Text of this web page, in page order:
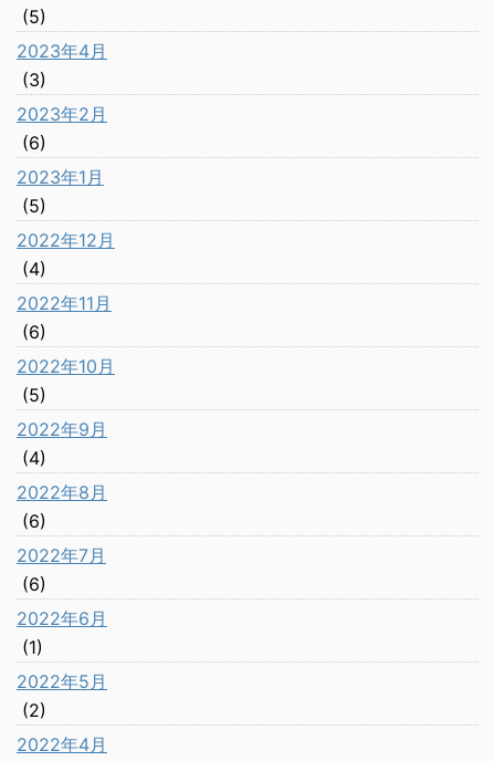
(5)
2023年4月
(3)
2023年2月
(6)
2023年1月
(5)
2022年12月
(4)
2022年11月
(6)
2022年10月
(5)
2022年9月
(4)
2022年8月
(6)
2022年7月
(6)
2022年6月
(1)
2022年5月
(2)
2022年4月